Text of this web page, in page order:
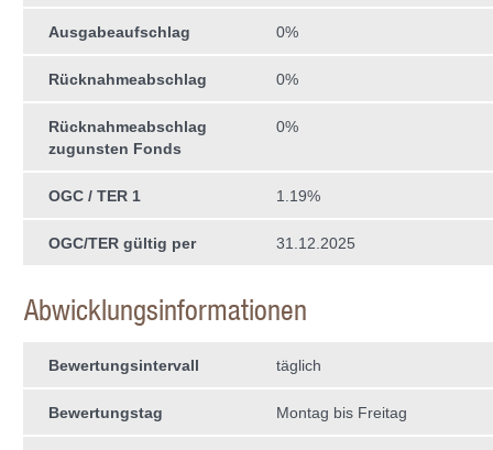
Ausgabeaufschlag 0%
Rücknahmeabschlag 0%
Rücknahmeabschlag
zugunsten Fonds
0%
OGC / TER 1 1.19%
OGC/TER gültig per 31.12.2025
Abwicklungsinformationen
Bewertungsintervall täglich
Bewertungstag Montag bis Freitag